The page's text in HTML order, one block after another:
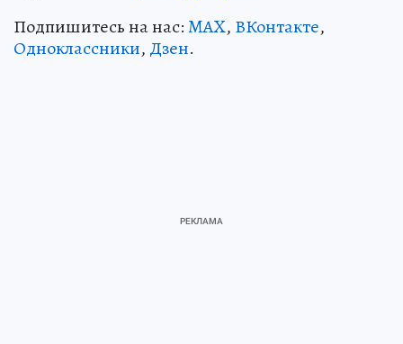
Подпишитесь на нас:MAX, ВКонтакте,
Одноклассники, Дзен.